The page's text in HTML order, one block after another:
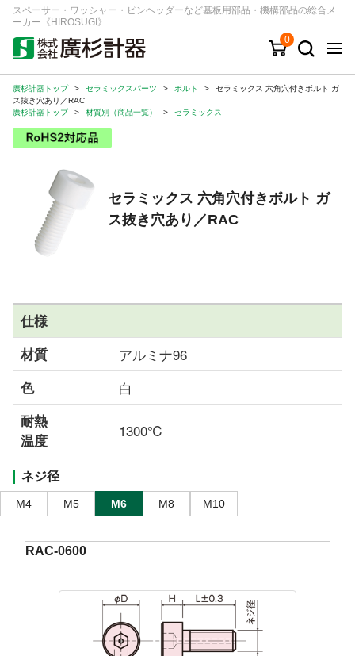
スペーサー・ワッシャー・ピンヘッダーなど基板用部品・機構部品の総合メ
ーカー《HIROSUGI》
0
キーワード 品番/シリーズ
商品カテゴリから探す
ジャンルから探す
シリーズから探す
ログイン
お問い合わせ窓口
廣杉計器トップ > セラミックスパーツ > ボルト >
セラミックス 六角穴付きボルト ガ
ス抜き穴あり／RAC
廣杉計器トップ
> 材質別（商品一覧） > セラミックス
セラミックス 六角穴付きボルト ガ
ス抜き穴あり／RAC
仕様
材質
アルミナ96
色 白
耐熱
温度
1300℃
ネジ径
M4 M5 M6 M8 M10
RAC-0600